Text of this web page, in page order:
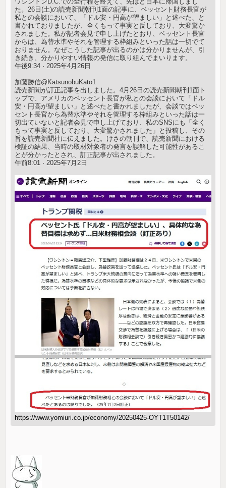
た。26日(土)の読売新聞朝刊1面の記事に、ベッセント財務長官が
私との会談において、「ドル安・円高が望ましい」と述べた、と
書かれておりましたが、全くもって事実と反しており、大変驚か
されました。私が記者会見で申し上げたとおり、ベッセント長官
からは、為替水準やそれを管理する枠組みといった話は一切でて
おりません。なぜこうした記事が出るのかは分かりませんが、引
き続き、分かりやすい情報の発信に取り組んでまいります。
午後9:34 · 2025年4月26日
加藤勝信@KatsunobuKato1
読売新聞が訂正記事を出しました。4月26日の読売新聞朝刊1面ト
ップで、アメリカのベッセント長官が私との会談において「ドル
安・円高が望ましい」と述べたと書かれましたが、会談ではベッ
セント長官から為替水準やそれを管理する枠組みといった話は一
切出ていないと記者会見で申し上げており、私のSNSにも「全く
もって事実と反しており、大変驚かされました」と投稿し、その
旨を読売新聞社に伝えました。けさの朝刊で、読売新聞における
検証の結果、当時の取材対象者の発言を誤解した可能性があるこ
とが分かったとされ、訂正記事が出されました。
午前8:01 · 2025年7月2日
https://www.yomiuri.co.jp/economy/20250425-OYT1T50142/